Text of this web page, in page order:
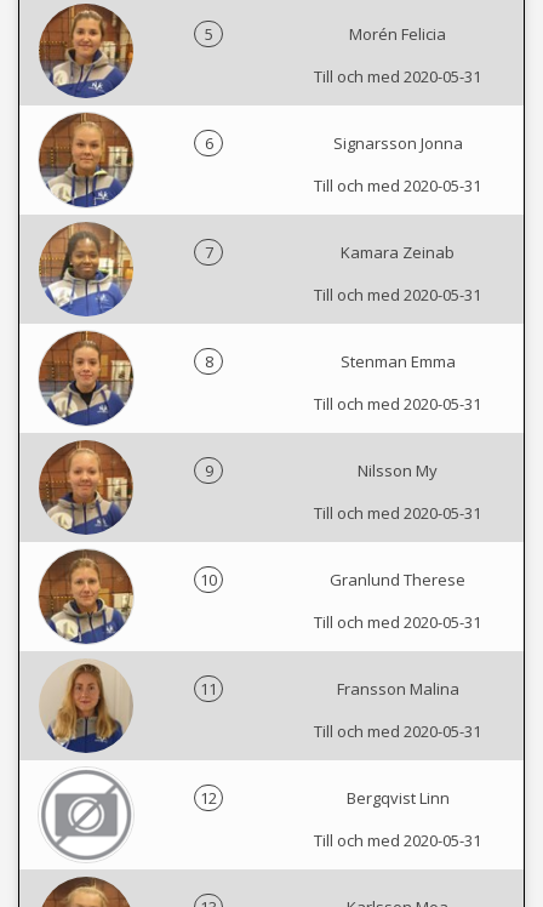
5
Morén Felicia
Till och med 2020-05-31
6
Signarsson Jonna
Till och med 2020-05-31
7
Kamara Zeinab
Till och med 2020-05-31
8
Stenman Emma
Till och med 2020-05-31
9
Nilsson My
Till och med 2020-05-31
10
Granlund Therese
Till och med 2020-05-31
11
Fransson Malina
Till och med 2020-05-31
12
Bergqvist Linn
Till och med 2020-05-31